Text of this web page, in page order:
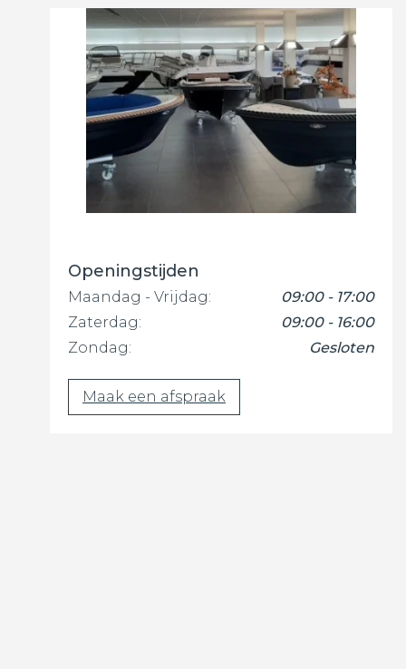
Openingstijden
Maandag - Vrijdag:
09:00 - 17:00
Zaterdag:
09:00 - 16:00
Zondag:
Gesloten
Maak een afspraak